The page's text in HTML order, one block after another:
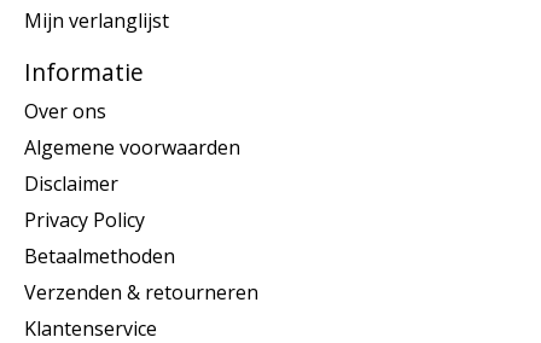
Mijn verlanglijst
Informatie
Over ons
Algemene voorwaarden
Disclaimer
Privacy Policy
Betaalmethoden
Verzenden & retourneren
Klantenservice